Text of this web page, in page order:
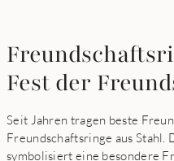
Fest der
Seit Jahren tragen beste
Freundschaftsringe aus Stahl.
symbolisiert eine besondere